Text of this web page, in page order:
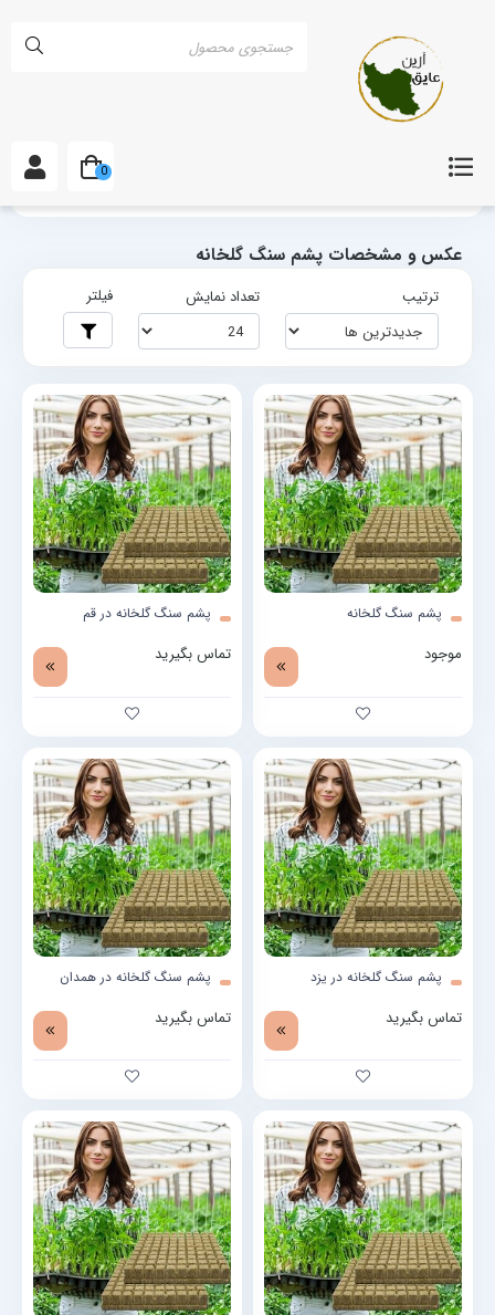
عکس و مشخصات پشم سنگ گلخانه
ترتیب تعداد نمایش فیلتر
پشم سنگ گلخانه
موجود
پشم سنگ گلخانه در قم
تماس بگیرید
پشم سنگ گلخانه در یزد
تماس بگیرید
پشم سنگ گلخانه در همدان
تماس بگیرید
0